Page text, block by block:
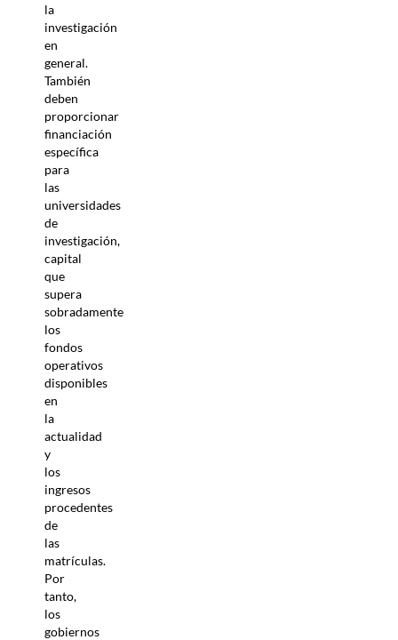
la
investigación
en
general.
También
deben
proporcionar
financiación
específica
para
las
universidades
de
investigación,
capital
que
supera
sobradamente
los
fondos
operativos
disponibles
en
la
actualidad
y
los
ingresos
procedentes
de
las
matrículas.
Por
tanto,
los
gobiernos